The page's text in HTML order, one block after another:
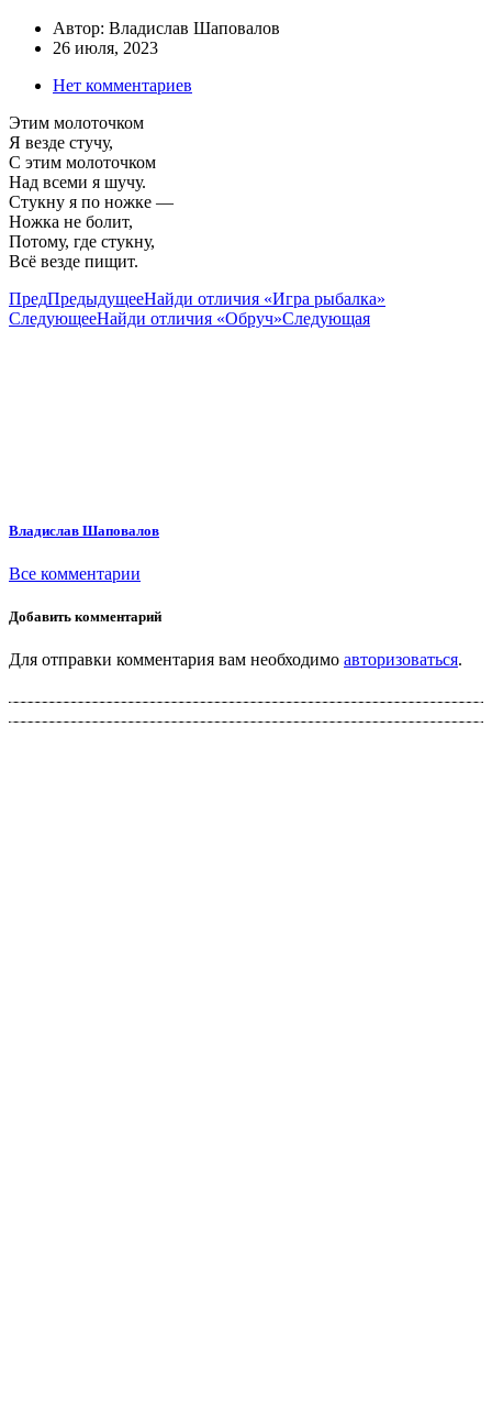
Автор: Владислав Шаповалов
26 июля, 2023
Нет комментариев
Этим молоточком
Я везде стучу,
С этим молоточком
Над всеми я шучу.
Стукну я по ножке —
Ножка не болит,
Потому, где стукну,
Всё везде пищит.
ПредПредыдущееНайди отличия «Игра рыбалка»
СледующееНайди отличия «Обруч»Следующая
Владислав Шаповалов
Все комментарии
Добавить комментарий
Для отправки комментария вам необходимо авторизоваться.